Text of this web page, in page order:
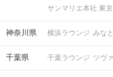
サンマリエ本社 東
神奈川県 横浜ラウンジ みな
千葉県 千葉ラウンジ ツヴ